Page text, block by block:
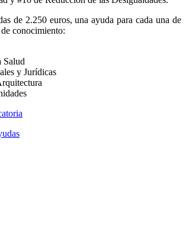
de 2.250 euros, una ayuda para cada una de
conocimiento:
Salud
y Jurídicas